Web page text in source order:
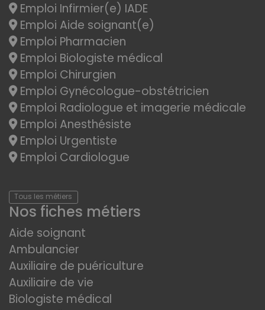
Emploi Infirmier(e) IADE
Emploi Aide soignant(e)
Emploi Pharmacien
Emploi Biologiste médical
Emploi Chirurgien
Emploi Gynécologue-obstétricien
Emploi Radiologue et imagerie médicale
Emploi Anesthésiste
Emploi Urgentiste
Emploi Cardiologue
Tous les métiers
Nos fiches métiers
Aide soignant
Ambulancier
Auxiliaire de puériculture
Auxiliaire de vie
Biologiste médical